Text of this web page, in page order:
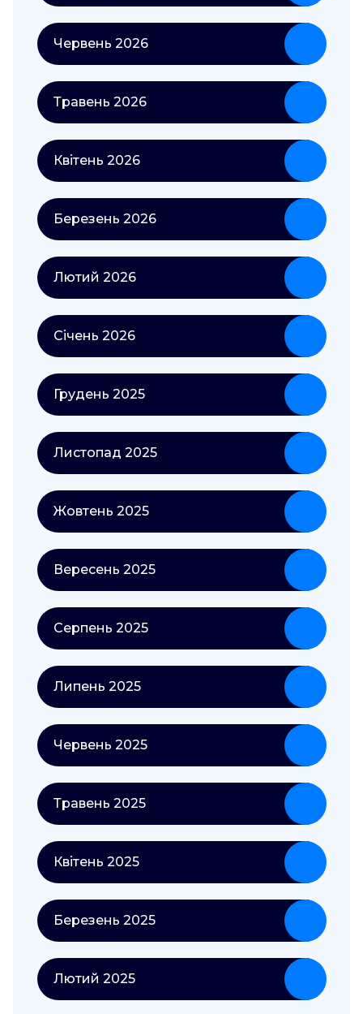
Червень 2026
Травень 2026
Квітень 2026
Березень 2026
Лютий 2026
Січень 2026
Грудень 2025
Листопад 2025
Жовтень 2025
Вересень 2025
Серпень 2025
Липень 2025
Червень 2025
Травень 2025
Квітень 2025
Березень 2025
Лютий 2025